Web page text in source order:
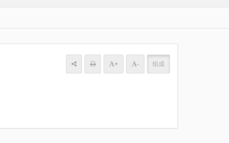
+ - 组成